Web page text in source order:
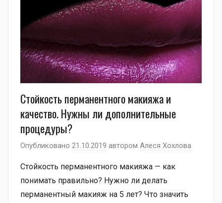
Стойкость перманентного макияжа и
качество. Нужны ли дополнительные
процедуры?
Опубликовано 21.10.2019 автором Алеся Хохлова
Стойкость перманентного макияжа — как
понимать правильно? Нужно ли делать
перманентный макияж на 5 лет? Что значить